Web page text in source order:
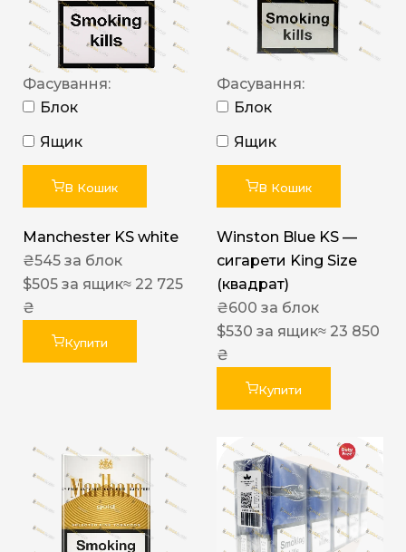
Фасування:
Блок
Ящик
В Кошик
Manchester KS white
₴545 за блок
$505 за ящик≈ 22 725
₴
Купити
Фасування:
Блок
Ящик
В Кошик
Winston Blue KS —
сигарети King Size
(квадрат)
₴600 за блок
$530 за ящик≈ 23 850
₴
Купити